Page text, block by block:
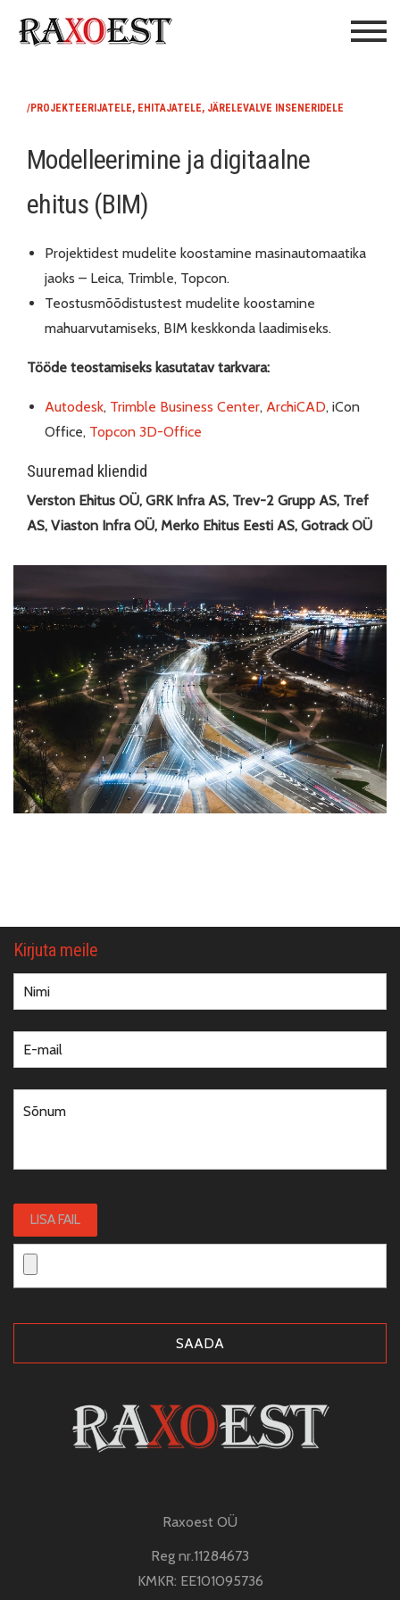
/PROJEKTEERIJATELE, EHITAJATELE, JÄRELEVALVE INSENERIDELE
Modelleerimine ja digitaalne
ehitus (BIM)
Projektidest mudelite koostamine masinautomaatika
jaoks – Leica, Trimble, Topcon.
Teostusmõõdistustest mudelite koostamine
mahuarvutamiseks, BIM keskkonda laadimiseks.
Tööde teostamiseks kasutatav tarkvara:
Autodesk, Trimble Business Center, ArchiCAD, iCon
Office, Topcon 3D-Office
Suuremad kliendid
Verston Ehitus OÜ, GRK Infra AS, Trev-2 Grupp AS, Tref
AS, Viaston Infra OÜ, Merko Ehitus Eesti AS, Gotrack OÜ
Kirjuta meile
LISA FAIL
Raxoest OÜ
Reg nr.11284673
KMKR: EE101095736